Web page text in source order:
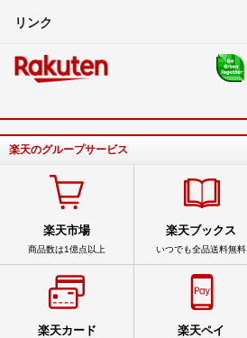
リンク
楽天のグループサービス
楽天市場
商品数は1億点以上
楽天ブックス
いつでも全品送料無料
楽天カード 楽天ペイ